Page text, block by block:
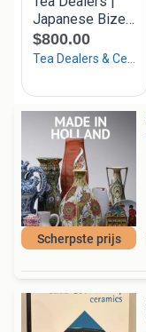
Scherpste prijs